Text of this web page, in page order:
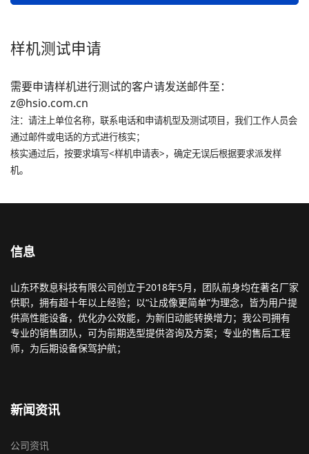
样机测试申请
需要申请样机进行测试的客户请发送邮件至：
z@hsio.com.cn
注：请注上单位名称，联系电话和申请机型及测试项目，我们工作人员会
通过邮件或电话的方式进行核实；
核实通过后，按要求填写<样机申请表>，确定无误后根据要求派发样
机。
信息
山东环数息科技有限公司创立于2018年5月，团队前身均在著名厂家
供职，拥有超十年以上经验；以“让成像更简单”为理念，皆为用户提
供高性能设备，优化办公效能，为新旧动能转换增力；我公司拥有
专业的销售团队，可为前期选型提供咨询及方案；专业的售后工程
师，为后期设备保驾护航；
新闻资讯
公司资讯